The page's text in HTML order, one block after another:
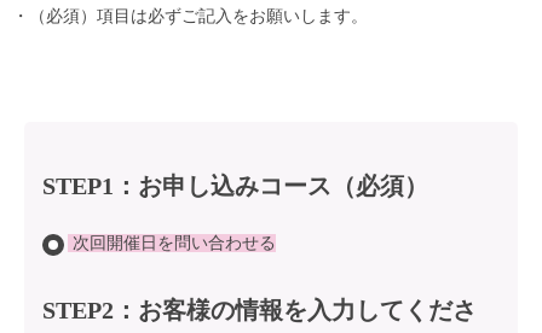
・（必須）項目は必ずご記入をお願いします。
STEP1：お申し込みコース（必須）
次回開催日を問い合わせる
STEP2：お客様の情報を入力してくださ